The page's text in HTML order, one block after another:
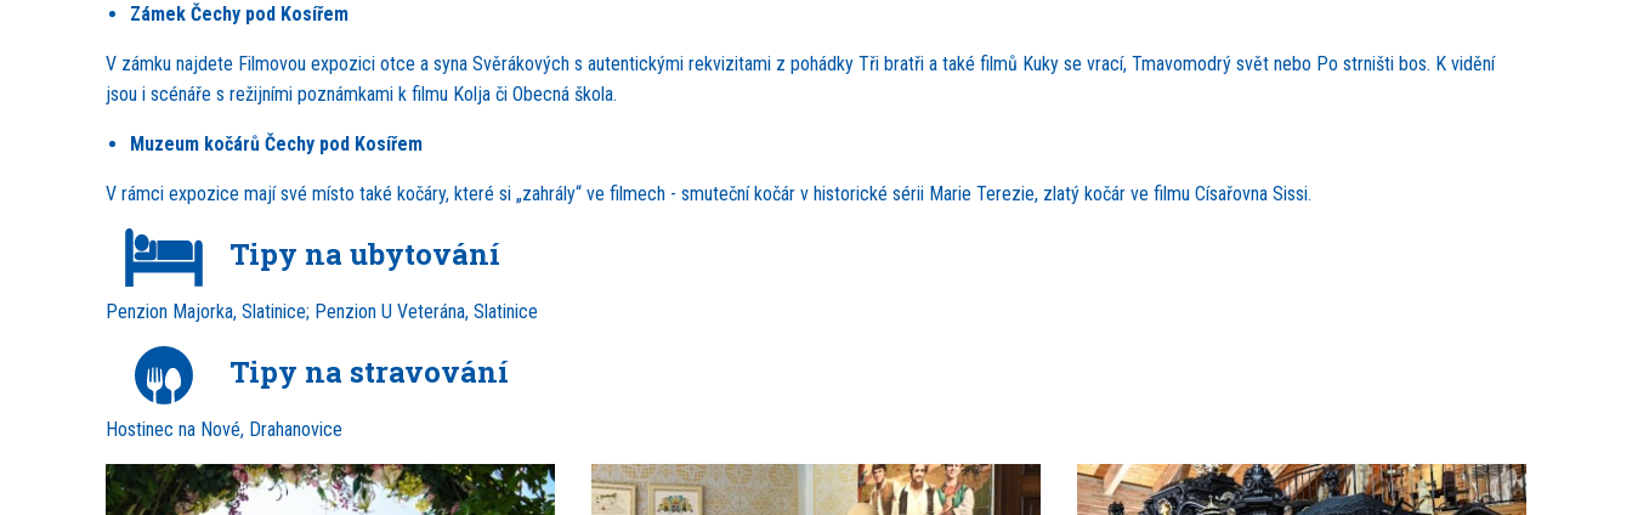
Zámek Čechy pod Kosířem
V zámku najdete Filmovou expozici otce a syna Svěrákových s autentickými rekvizitami z pohádky Tři bratři a také filmů Kuky se vrací, Tmavomodrý svět nebo Po strništi bos. K vidění
jsou i scénáře s režijními poznámkami k filmu Kolja či Obecná škola.
Muzeum kočárů Čechy pod Kosířem
V rámci expozice mají své místo také kočáry, které si „zahrály“ ve filmech - smuteční kočár v historické sérii Marie Terezie, zlatý kočár ve filmu Císařovna Sissi.
Tipy na ubytování
Penzion Majorka, Slatinice; Penzion U Veterána, Slatinice
Tipy na stravování
Hostinec na Nové, Drahanovice